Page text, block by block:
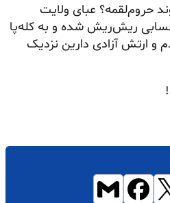
حروم‌لقمه؟ عبای ولایت
ریش‌ریش شده و به کله‌پا
و ارتش آزادی دارین نزدیک